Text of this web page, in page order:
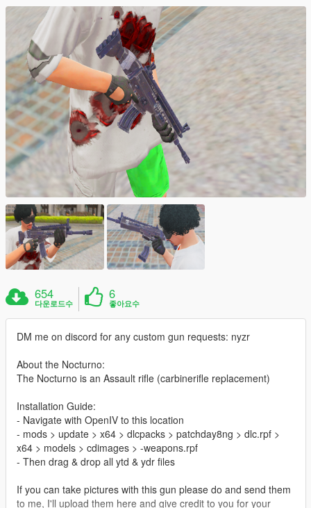
654
다운로드수
6
좋아요수
DM me on discord for any custom gun requests: nyzr
About the Nocturno:
The Nocturno is an Assault rifle (carbinerifle replacement)
Installation Guide:
- Navigate with OpenIV to this location
- mods > update > x64 > dlcpacks > patchday8ng > dlc.rpf >
x64 > models > cdimages > -weapons.rpf
- Then drag & drop all ytd & ydr files
If you can take pictures with this gun please do and send them
to me, I'll upload them here and give credit to you for your